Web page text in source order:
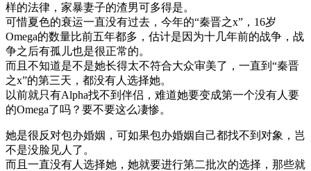
样的法律，家暴妻子的渣男可多得是。
可惜夏色的衰运一直没有过去，今年的“秦晋之x”，16岁
Omega的数量比前五年都多，估计是因为十几年前的战争，战
争之后有孤儿也是很正常的。
而且不知道是不是她长得太不符合大众审美了，一直到“秦晋
之x”的第三天，都没有人选择她。
以前就只有Alpha找不到伴侣，难道她要变成第一个没有人要
的Omega了吗？要不要这么凄惨。
她是很反对包办婚姻，可如果包办婚姻自己都找不到对象，岂
不是没脸见人了。
而且一直没有人选择她，她就要进行第二批次的选择，那些就